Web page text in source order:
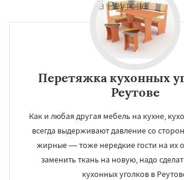
Перетяжка кухонных
Реутове
Как и любая другая мебель на кухне,
всегда выдерживают давление со
жирные — тоже нередкие гости на их
заменить ткань на новую, надо
кухонных уголков в